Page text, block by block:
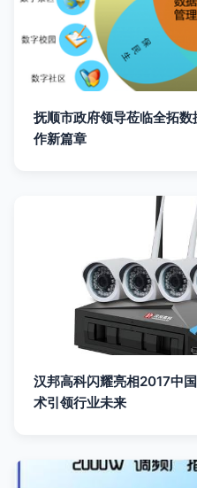
抚顺市政府领导莅临全拓
作新篇章
汉邦高科闪耀亮相2017中
术引领行业未来